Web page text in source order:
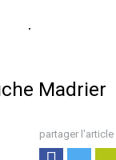
Madrier
partager l'article